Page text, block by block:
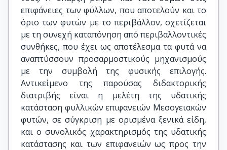
επιφάνειες των φύλλων, που αποτελούν και το
όριο των φυτών με το περιβάλλον, σχετίζεται
με τη συνεχή καταπόνηση από περιβαλλοντικές
συνθήκες, που έχει ως αποτέλεσμα τα φυτά να
αναπτύσσουν προσαρμοστικούς μηχανισμούς
με την συμβολή της φυσικής επιλογής.
Αντικείμενο της παρούσας διδακτορικής
διατριβής είναι η μελέτη της υδατικής
κατάσταση φυλλικών επιφανειών Μεσογειακών
φυτών, σε σύγκριση με ορισμένα ξενικά είδη,
και ο συνολικός χαρακτηρισμός της υδατικής
κατάστασης και των επιφανειών ως προς την